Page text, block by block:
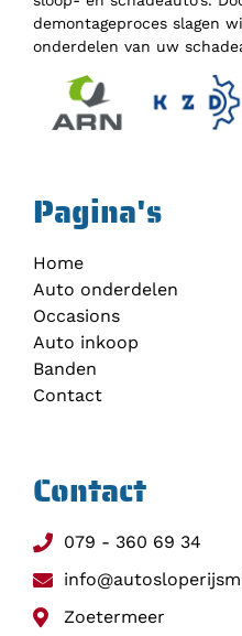
demontageproces slagen
onderdelen van uw
Pagina's
Home
Auto onderdelen
Occasions
Auto inkoop
Banden
Contact
Contact
079 - 360 69 34
Zoetermeer